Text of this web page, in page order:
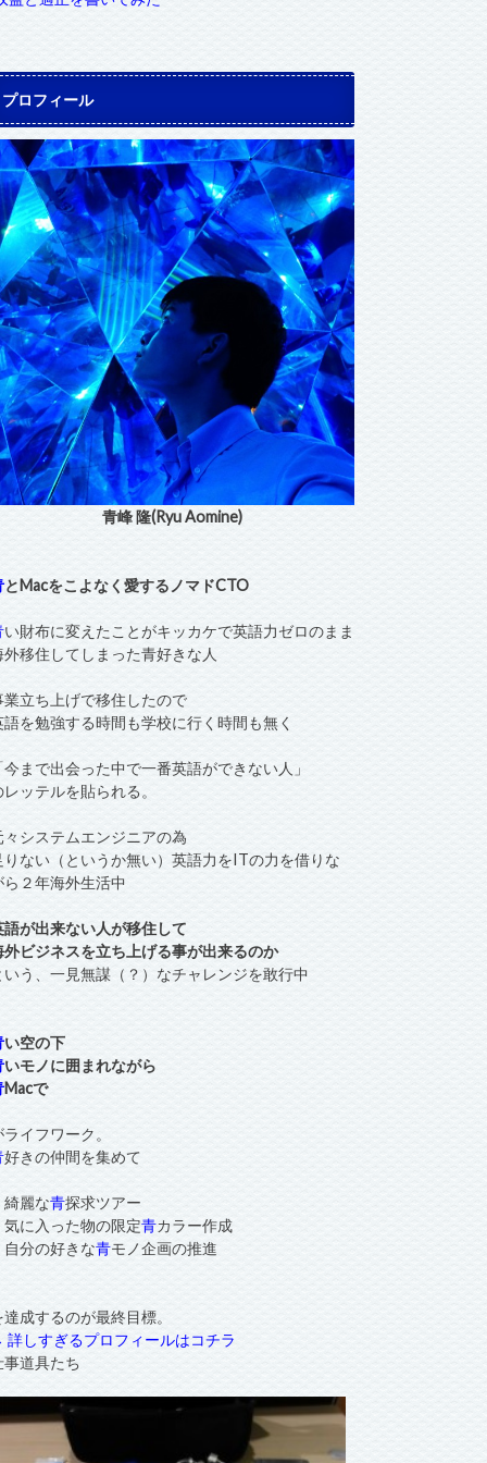
プロフィール
青峰 隆(Ryu Aomine)
とMacをこよなく愛するノマドCTO
い財布に変えたことがキッカケで英語力ゼロのまま
外移住してしまった青好きな人
業立ち上げで移住したので
語を勉強する時間も学校に行く時間も無く
今まで出会った中で一番英語ができない人」
レッテルを貼られる。
々システムエンジニアの為
りない（というか無い）英語力をITの力を借りな
ら２年海外生活中
語が出来ない人が移住して
外ビジネスを立ち上げる事が出来るのか
いう、一見無謀（？）なチャレンジを敢行中
い空の下
いモノに囲まれながら
Macで
ライフワーク。
好きの仲間を集めて
綺麗な青探求ツアー
気に入った物の限定青カラー作成
自分の好きな青モノ企画の推進
達成するのが最終目標。
しすぎるプロフィールはコチラ
事道具たち